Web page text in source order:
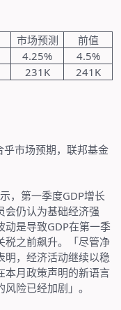
市场预测
前值
4.25%
4.5%
231K 241K
市场预期，联邦基金
，第一季度GDP增长
会仍认为基础经济强
动是导致GDP在第一季
税之前飙升。「尽管净
明，经济活动继续以稳
本月政策声明的新语言
险已经加剧」。